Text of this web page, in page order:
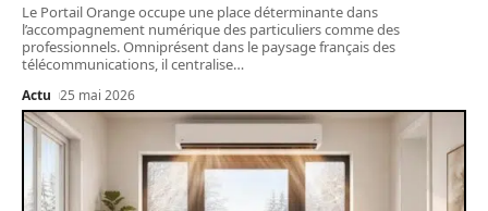
Le Portail Orange occupe une place déterminante dans
l’accompagnement numérique des particuliers comme des
professionnels. Omniprésent dans le paysage français des
télécommunications, il centralise…
Actu 25 mai 2026